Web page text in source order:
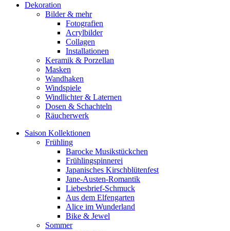
Dekoration
Bilder & mehr
Fotografien
Acrylbilder
Collagen
Installationen
Keramik & Porzellan
Masken
Wandhaken
Windspiele
Windlichter & Laternen
Dosen & Schachteln
Räucherwerk
Saison Kollektionen
Frühling
Barocke Musikstückchen
Frühlingspinnerei
Japanisches Kirschblütenfest
Jane-Austen-Romantik
Liebesbrief-Schmuck
Aus dem Elfengarten
Alice im Wunderland
Bike & Jewel
Sommer